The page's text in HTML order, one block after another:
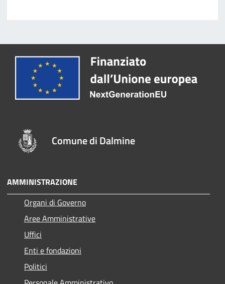
Comune di Dalmine
AMMINISTRAZIONE
Organi di Governo
Aree Amministrative
Uffici
Enti e fondazioni
Politici